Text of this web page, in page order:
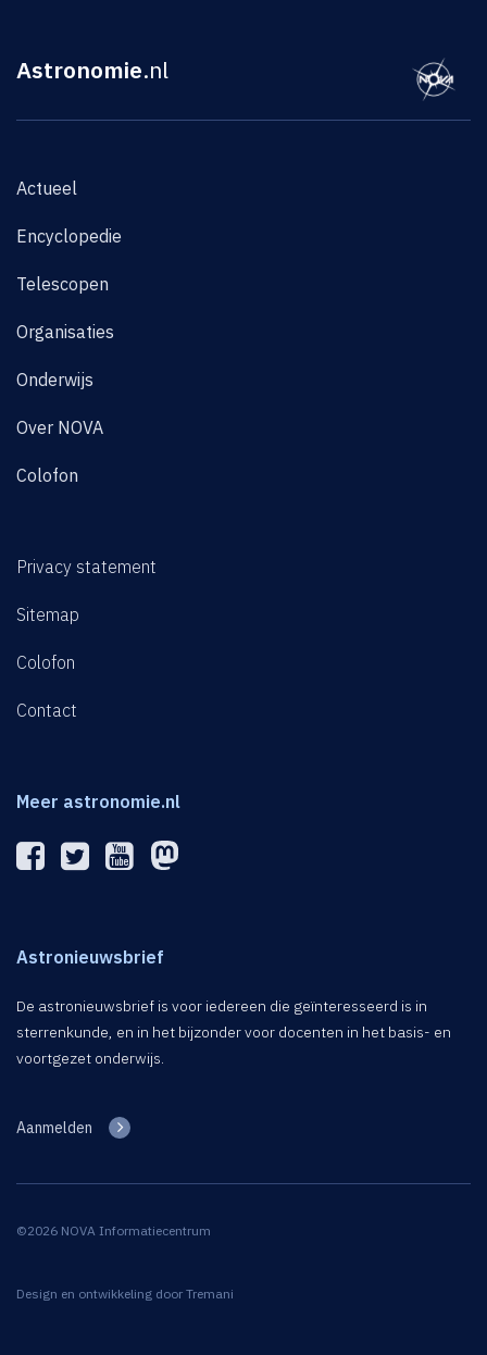
Astronomie.nl
Actueel
Encyclopedie
Telescopen
Organisaties
Onderwijs
Over NOVA
Colofon
Privacy statement
Sitemap
Colofon
Contact
Meer astronomie.nl
Astronieuwsbrief
De astronieuwsbrief is voor iedereen die geïnteresseerd is in
sterrenkunde, en in het bijzonder voor docenten in het basis- en
voortgezet onderwijs.
Aanmelden
©2026 NOVA Informatiecentrum
Design en ontwikkeling door Tremani